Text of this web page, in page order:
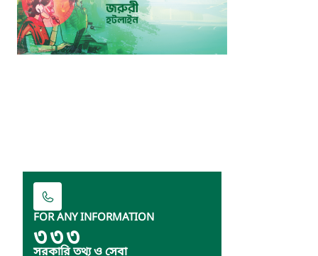
FOR ANY INFORMATION
৩৩৩
সরকারি তথ্য ও সেবা